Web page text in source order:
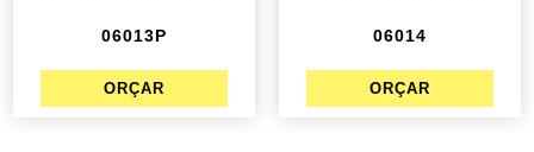
06013P 06014